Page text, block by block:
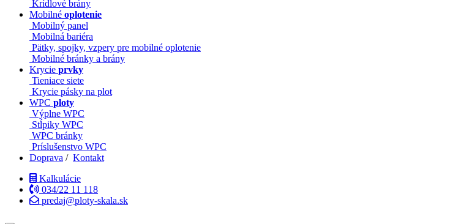
Krídlové brány
Mobilné oplotenie
Mobilný panel
Mobilná bariéra
Pätky, spojky, vzpery pre mobilné oplotenie
Mobilné bránky a brány
Krycie prvky
Tieniace siete
Krycie pásky na plot
WPC ploty
Výplne WPC
Stĺpiky WPC
WPC bránky
Príslušenstvo WPC
Doprava / Kontakt
Kalkulácie
034/22 11 118
predaj@ploty-skala.sk